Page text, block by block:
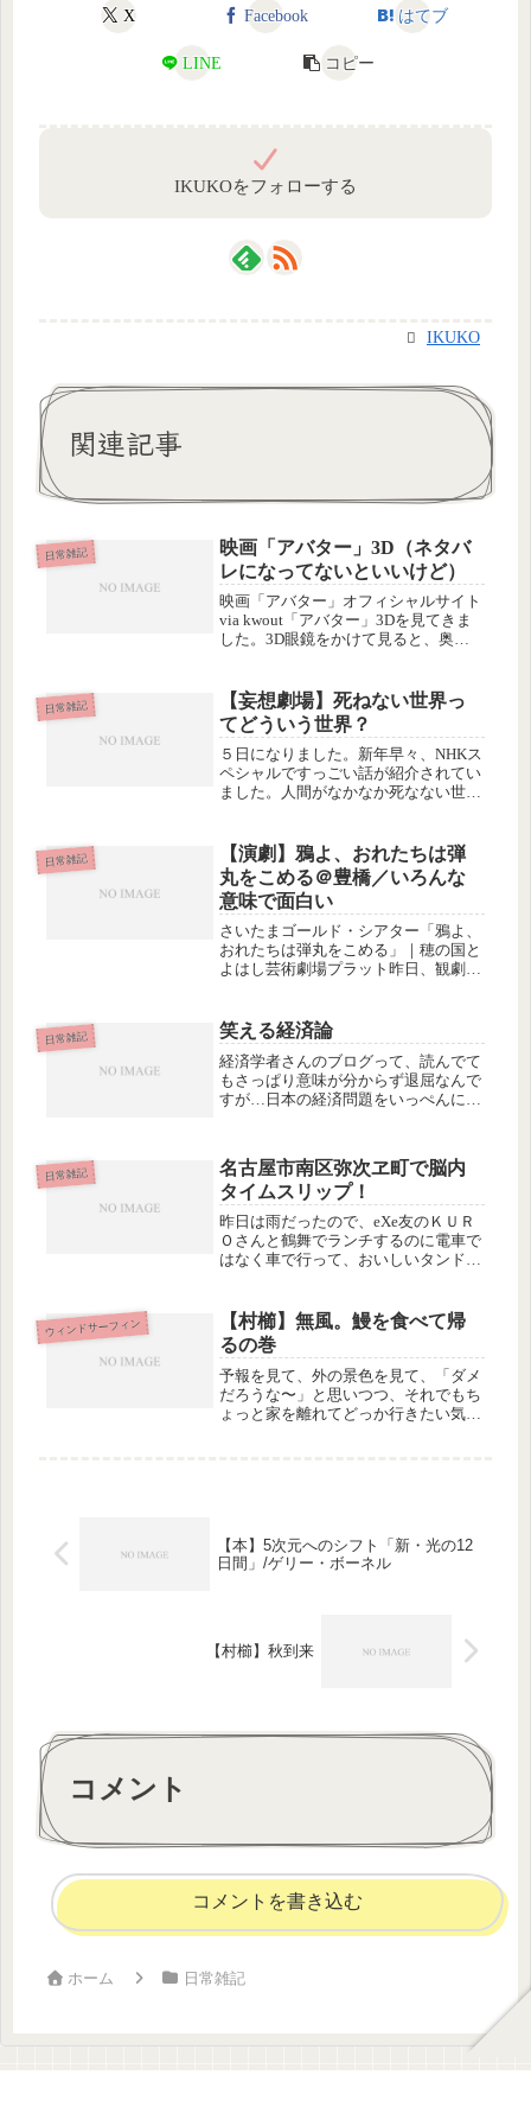
X Facebook はてブ
LINE コピー
IKUKOをフォローする
IKUKO
関連記事
日常雑記
映画「アバター」3D（ネタバ
レになってないといいけど）
映画「アバター」オフィシャルサイト
via kwout「アバター」3Dを見てきま
した。3D眼鏡をかけて見ると、奥行
物体が浮き出て飛び出してくるように
感じるイメージなんですが...
日常雑記
【妄想劇場】死ねない世界っ
てどういう世界？
５日になりました。新年早々、NHKス
ペシャルですっごい話が紹介されてい
ました。人間がなかなか死なない世界
日常雑記
【演劇】鴉よ、おれたちは弾
丸をこめる＠豊橋／いろんな
意味で面白い
さいたまゴールド・シアター「鴉よ、
おれたちは弾丸をこめる」｜穂の国と
よはし芸術劇場プラット昨日、観劇し
日常雑記 笑える経済論
経済学者さんのブログって、読んでて
もさっぱり意味が分からず退屈なんで
すが…日本の経済問題をいっぺんに解
ネーオンリーにして、その上でマイナ
ス金利を実行。すると、早く使わない
と...
日常雑記
名古屋市南区弥次ヱ町で脳内
タイムスリップ！
昨日は雨だったので、eXe友のＫＵＲ
Ｏさんと鶴舞でランチするのに電車で
はなく車で行って、おいしいタンドリ
の帰り道です。
ウィンドサーフィン
【村櫛】無風。鰻を食べて帰
るの巻
予報を見て、外の景色を見て、「ダメ
だろうな〜」と思いつつ、それでもち
ょっと家を離れてどっか行きたい気分
【本】5次元へのシフト「新・光の12
日間」/ゲリー・ボーネル
【村櫛】秋到来
コメント
コメントを書き込む
ホーム 日常雑記